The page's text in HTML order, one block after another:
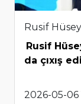
Rusif
Rusif
da çıxış
2026-05-06